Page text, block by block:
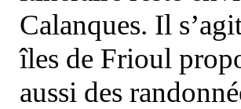
Calanques. Il
îles de Frioul
aussi des